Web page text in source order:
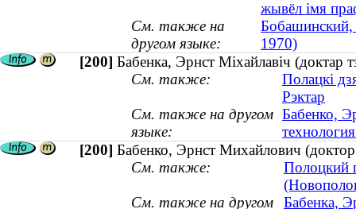
жывёл імя
См. также на
другом языке:
1970)
[200] Бабенка, Эрнст Міхайлавіч (доктар
См. также:
Полацкі
Рэктар
См. также на другом
языке:
Бабенко,
[200] Бабенко, Эрнст Михайлович
См. также:
Полоцкий
См. также на другом
Бабенка,